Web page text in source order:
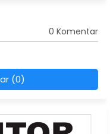
0 Komentar
(0)